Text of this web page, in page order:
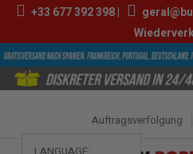
+33 677 392 398|
Auftragsverfolgung